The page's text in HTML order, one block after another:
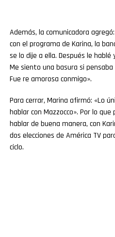
Además, la comunicadora
con el programa de Karina, la
se lo dije a ella. Después le
Me siento una basura si
Fue re amorosa conmigo».
Para cerrar, Marina afirmó: «Lo
hablar con Mazzocco». Por lo
hablar de buena manera, con
dos elecciones de América TV
ciclo.